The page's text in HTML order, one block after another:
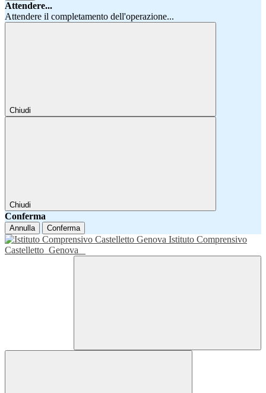
Attendere...
Attendere il completamento dell'operazione...
Chiudi
Chiudi
Conferma
Annulla Conferma
Istituto Comprensivo
Castelletto Genova